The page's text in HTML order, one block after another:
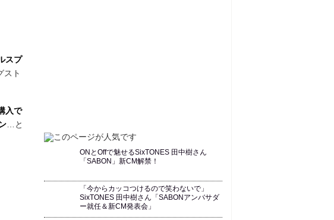
スプ
スト
入で
…と
ONとOffで魅せるSixTONES 田中樹さん
「SABON」新CM解禁！
「今からカッコつけるので笑わないで」
SixTONES 田中樹さん「SABONアンバサダ
ー就任＆新CM発表会」